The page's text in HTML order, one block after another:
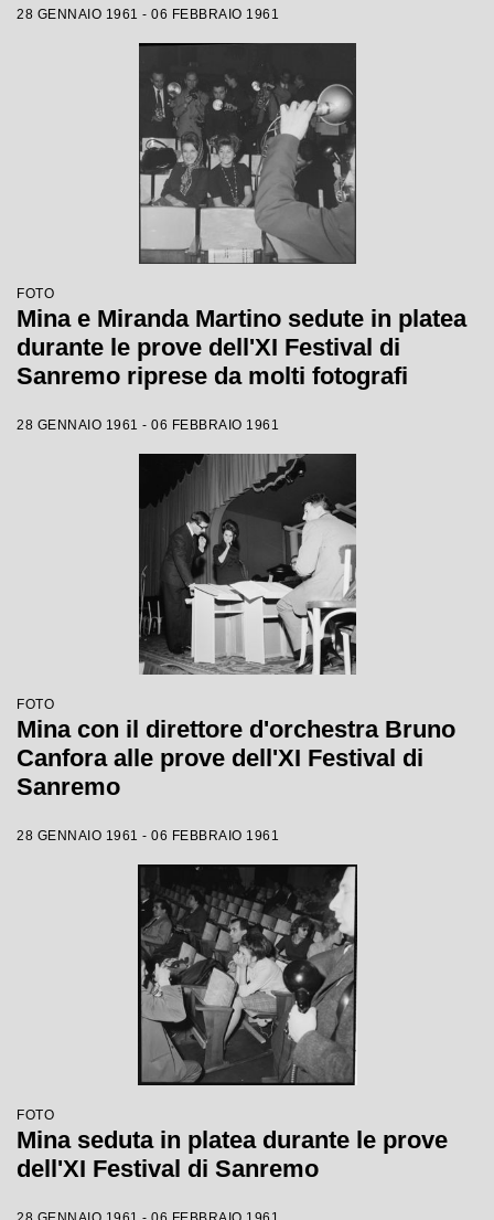
28 GENNAIO 1961 - 06 FEBBRAIO 1961
FOTO
Mina e Miranda Martino sedute in platea
durante le prove dell'XI Festival di
Sanremo riprese da molti fotografi
28 GENNAIO 1961 - 06 FEBBRAIO 1961
FOTO
Mina con il direttore d'orchestra Bruno
Canfora alle prove dell'XI Festival di
Sanremo
28 GENNAIO 1961 - 06 FEBBRAIO 1961
FOTO
Mina seduta in platea durante le prove
dell'XI Festival di Sanremo